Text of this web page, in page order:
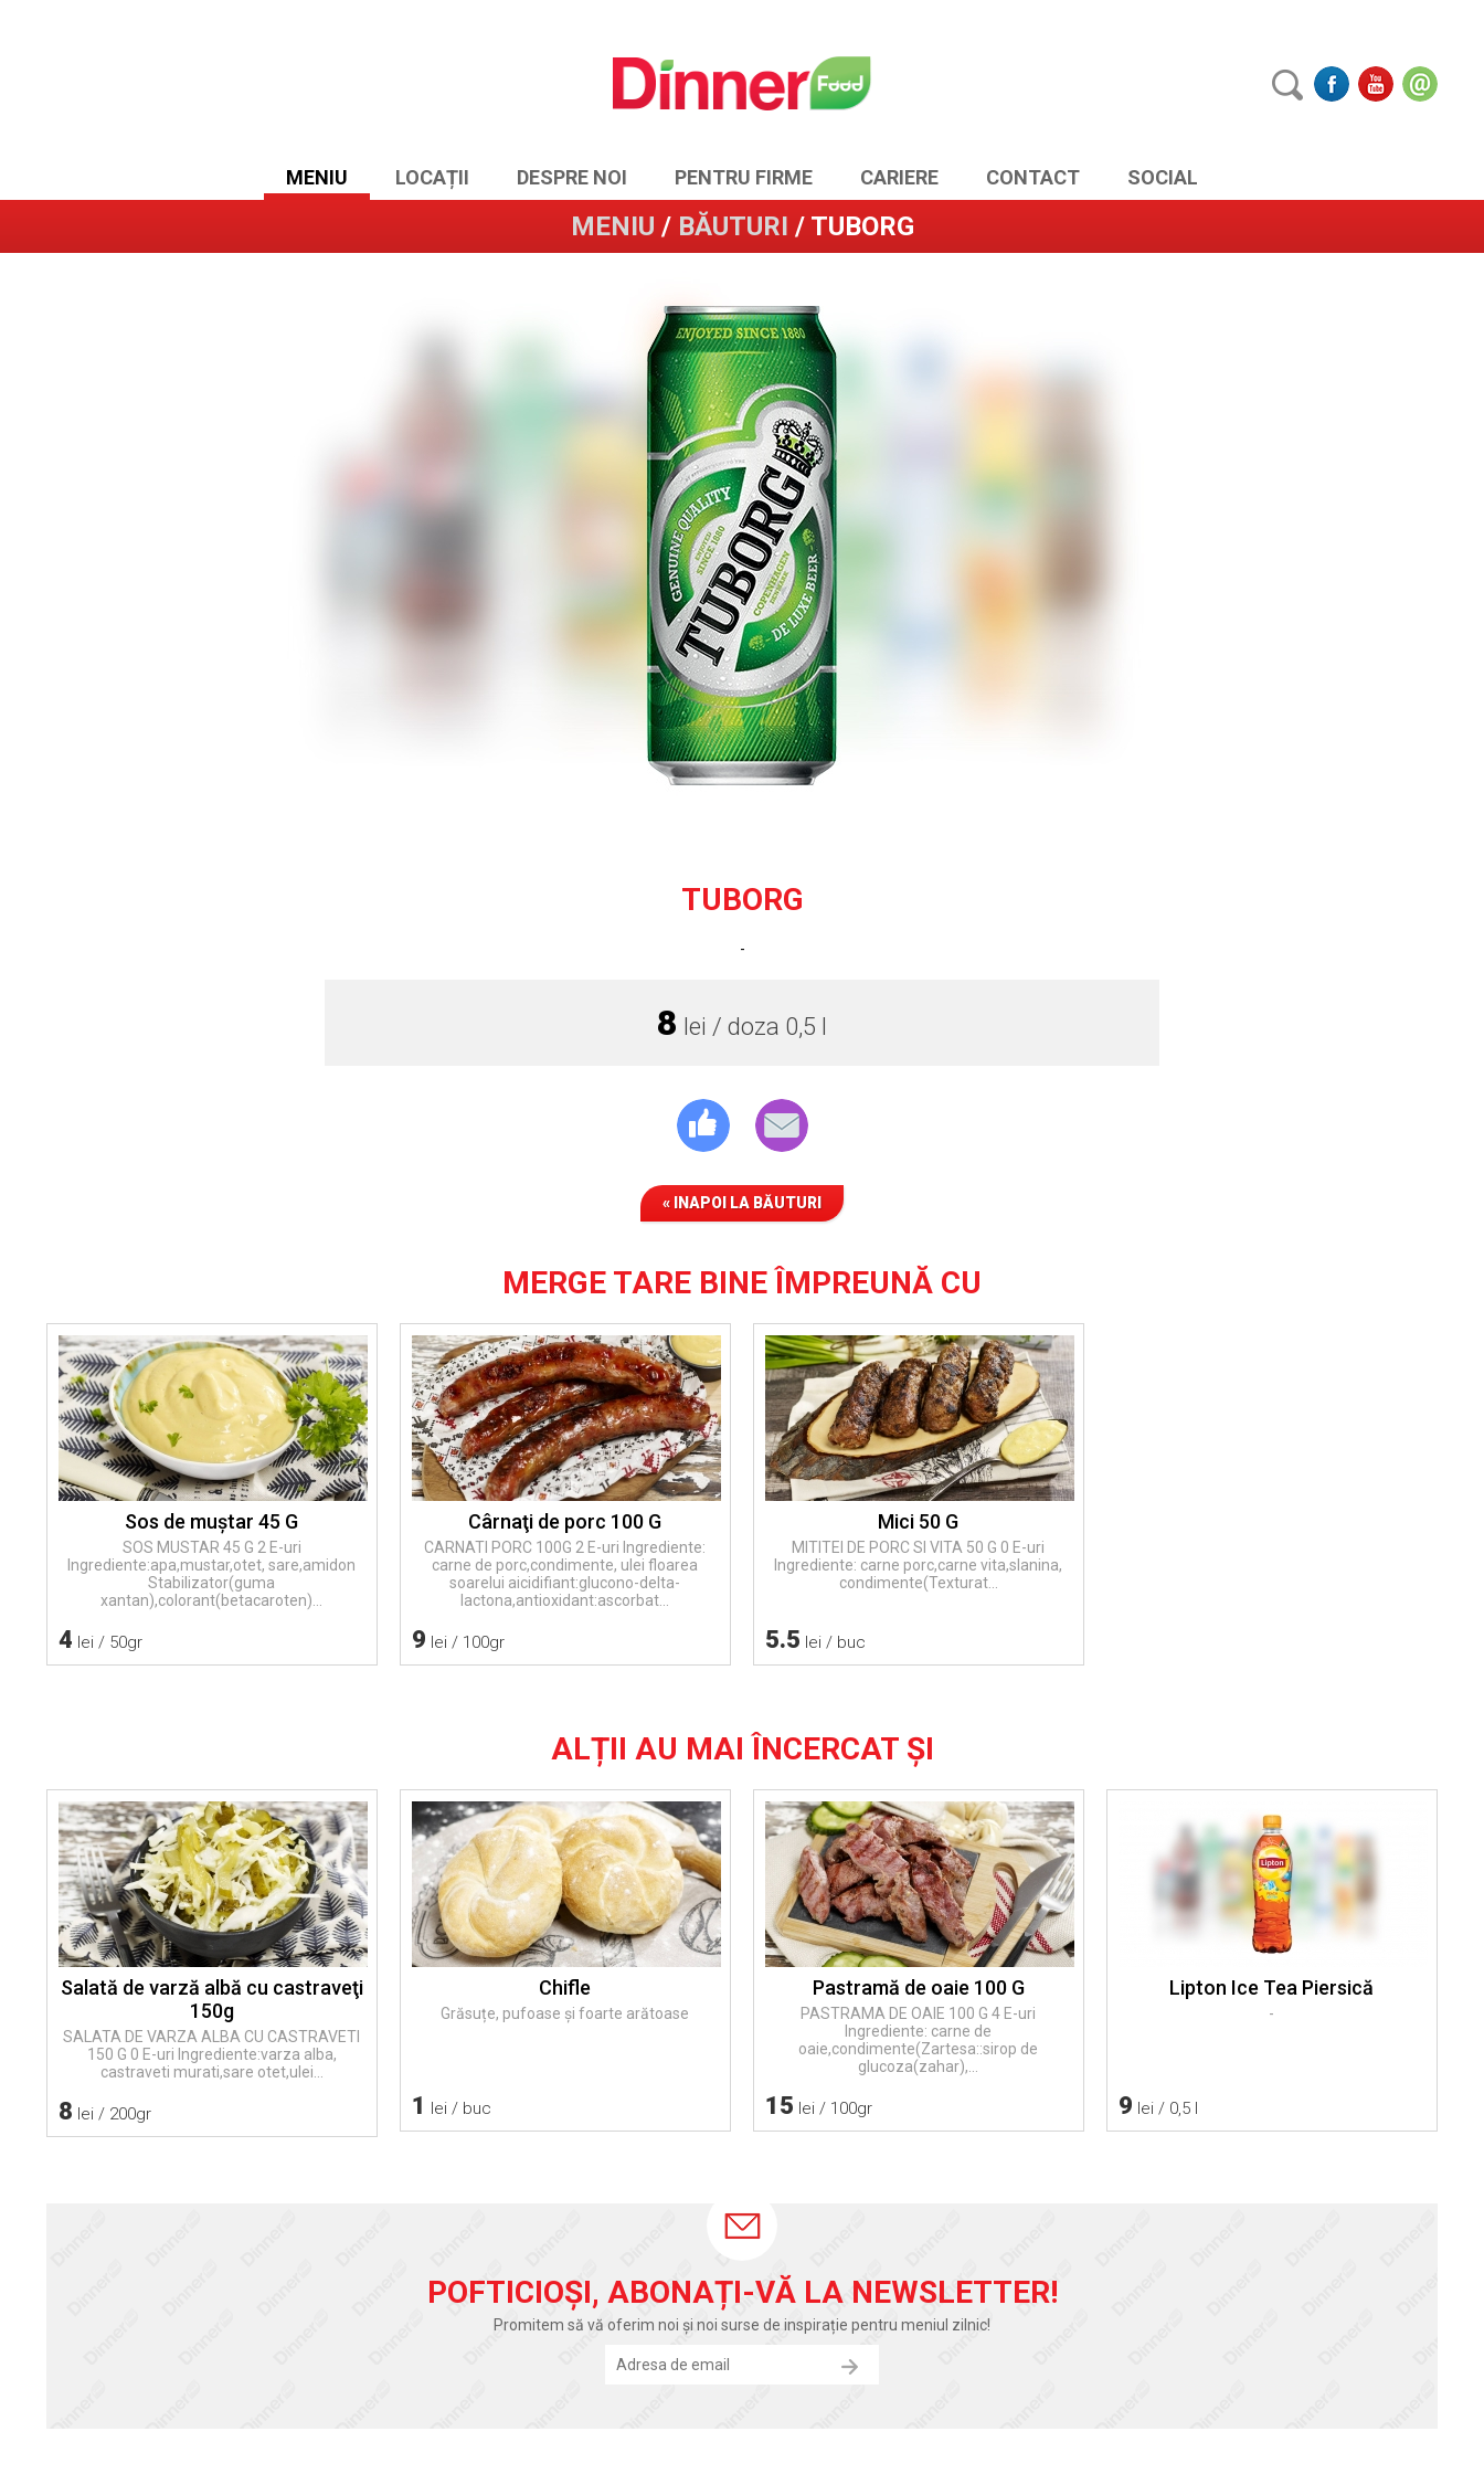
MENIU LOCAȚII DESPRE NOI PENTRU FIRME CARIERE CONTACT SOCIAL
MENIU / BĂUTURI / TUBORG
TUBORG
-
8 lei / doza 0,5 l
« INAPOI LA BĂUTURI
MERGE TARE BINE ÎMPREUNĂ CU
Sos de muştar 45 G
SOS MUSTAR 45 G 2 E-uri
Ingrediente:apa,mustar,otet, sare,amidon
Stabilizator(guma
xantan),colorant(betacaroten)...
4 lei / 50gr
Cârnaţi de porc 100 G
CARNATI PORC 100G 2 E-uri Ingrediente:
carne de porc,condimente, ulei floarea
soarelui aicidifiant:glucono-delta-
lactona,antioxidant:ascorbat...
9 lei / 100gr
Mici 50 G
MITITEI DE PORC SI VITA 50 G 0 E-uri
Ingrediente: carne porc,carne vita,slanina,
condimente(Texturat...
5.5 lei / buc
ALȚII AU MAI ÎNCERCAT ȘI
Salată de varză albă cu castraveţi
150g
SALATA DE VARZA ALBA CU CASTRAVETI
150 G 0 E-uri Ingrediente:varza alba,
castraveti murati,sare otet,ulei...
8 lei / 200gr
Chifle
Grăsuțe, pufoase și foarte arătoase
1 lei / buc
Pastramă de oaie 100 G
PASTRAMA DE OAIE 100 G 4 E-uri
Ingrediente: carne de
oaie,condimente(Zartesa::sirop de
glucoza(zahar),...
15 lei / 100gr
Lipton Ice Tea Piersică
-
9 lei / 0,5 l
POFTICIOȘI, ABONAȚI-VĂ LA NEWSLETTER!
Promitem să vă oferim noi și noi surse de inspirație pentru meniul zilnic!